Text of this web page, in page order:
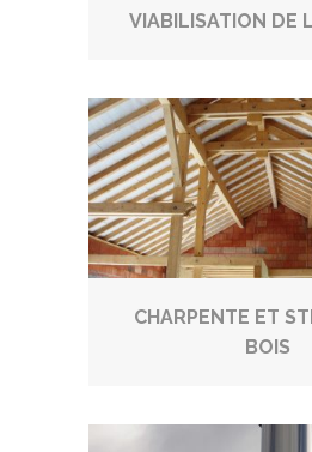
VIABILISATION DE
CHARPENTE ET
BOIS